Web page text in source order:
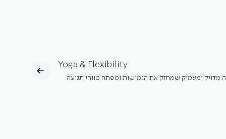
Yoga & Flexibility
מדויק ומעמיק שמחזק את הגמישות ומפתח טווחי תנועה